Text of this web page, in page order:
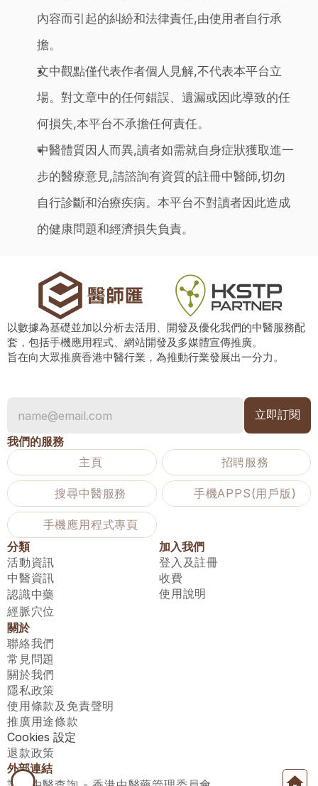
內容而引起的糾紛和法律責任,由使用者自行承
擔。
文中觀點僅代表作者個人見解,不代表本平台立
場。對文章中的任何錯誤、遺漏或因此導致的任
何損失,本平台不承擔任何責任。
中醫體質因人而異,讀者如需就自身症狀獲取進一
步的醫療意見,請諮詢有資質的註冊中醫師,切勿
自行診斷和治療疾病。本平台不對讀者因此造成
的健康問題和經濟損失負責。
以數據為基礎並加以分析去活用、開發及優化我們的中醫服務配
套，包括手機應用程式、網站開發及多媒體宣傳推廣。
旨在向大眾推廣香港中醫行業，為推動行業發展出一分力。
我們的服務
主頁
招聘服務
搜尋中醫服務 手機APPS(用戶版)
手機應用程式專頁
分類
活動資訊
中醫資訊
認識中藥
經脈穴位
加入我們
登入及註冊
收費
使用說明
關於
聯絡我們
常見問題
關於我們
隱私政策
使用條款及免責聲明
推廣用途條款
Cookies 設定
退款政策
外部連結